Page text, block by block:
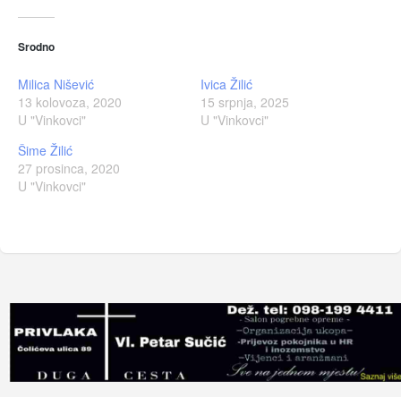
Srodno
Milica Nišević
13 kolovoza, 2020
U "Vinkovci"
Ivica Žilić
15 srpnja, 2025
U "Vinkovci"
Šime Žilić
27 prosinca, 2020
U "Vinkovci"